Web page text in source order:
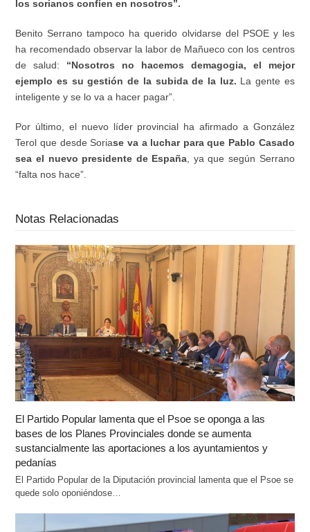
los sorianos confíen en nosotros”.
Benito Serrano tampoco ha querido olvidarse del PSOE y les
ha recomendado observar la labor de Mañueco con los centros
de salud: “Nosotros no hacemos demagogia, el mejor
ejemplo es su gestión de la subida de la luz. La gente es
inteligente y se lo va a hacer pagar”.
Por último, el nuevo líder provincial ha afirmado a González
Terol que desde Soriase va a luchar para que Pablo Casado
sea el nuevo presidente de España, ya que según Serrano
“falta nos hace”.
Notas Relacionadas
El Partido Popular lamenta que el Psoe se oponga a las
bases de los Planes Provinciales donde se aumenta
sustancialmente las aportaciones a los ayuntamientos y
pedanías
El Partido Popular de la Diputación provincial lamenta que el Psoe se
quede solo oponiéndose…